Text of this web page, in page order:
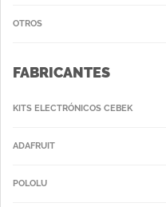
OTROS
FABRICANTES
KITS ELECTRÓNICOS CEBEK
ADAFRUIT
POLOLU